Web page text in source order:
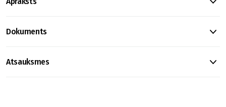
Dokuments
Atsauksmes